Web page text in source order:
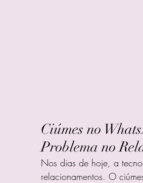
Ciúmes no
Problema no
Nos dias de hoje, a
relacionamentos. O